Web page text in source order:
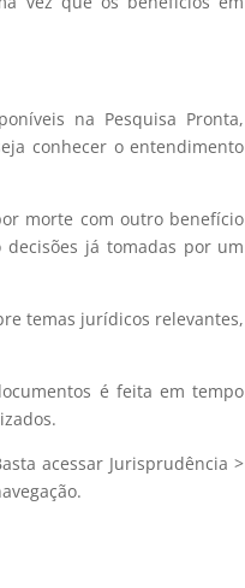
na Pesquisa Pronta,
conhecer o entendimento
morte com outro benefício
já tomadas por um
temas jurídicos relevantes,
é feita em tempo
acessar Jurisprudência >